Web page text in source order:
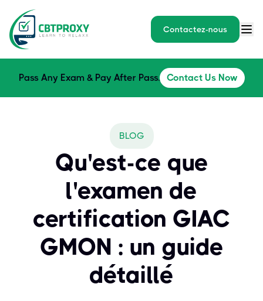
Contactez-nous
Pass Any Exam & Pay After Pass. Contact Us Now
BLOG
Qu'est-ce que
l'examen de
certification GIAC
GMON : un guide
détaillé